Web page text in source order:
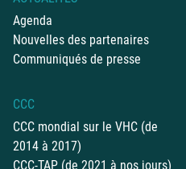
Agenda
Nouvelles des partenaires
Communiqués de presse
CCC
CCC mondial sur le VHC (de
2014 à 2017)
CCC-TAP (de 2021 à nos jours)